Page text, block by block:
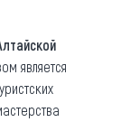
является